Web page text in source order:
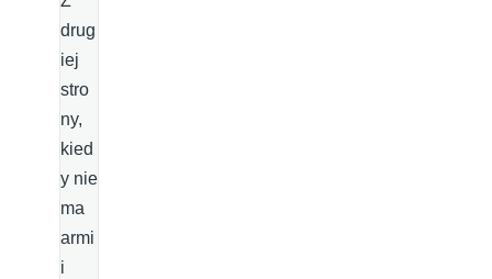
drug
iej
stro
ny,
kied
y nie
ma
armi
i